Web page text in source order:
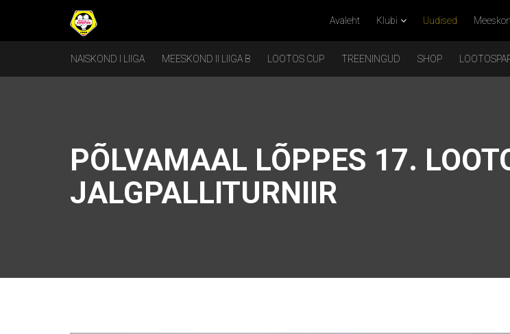
Avaleht Klubi Uudised
NAISKOND I LIIGA MEESKOND II LIIGA B LOOTOS CUP TREENINGUD SHOP
PÕLVAMAAL LÕPPES 17.
JALGPALLITURNIIR